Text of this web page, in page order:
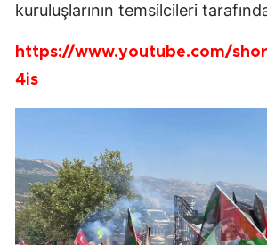
kuruluşlarının temsilcileri
https://www.youtube.com/
4is